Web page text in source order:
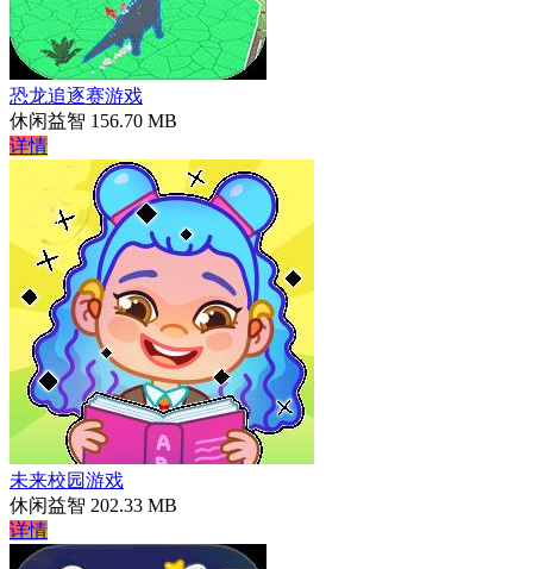
恐龙追逐赛游戏
休闲益智 156.70 MB
详情
未来校园游戏
休闲益智 202.33 MB
详情